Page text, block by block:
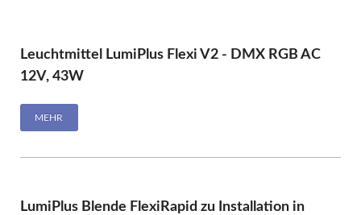
Leuchtmittel LumiPlus Flexi V2 - DMX RGB AC
12V, 43W
MEHR
LumiPlus Blende FlexiRapid zu Installation in